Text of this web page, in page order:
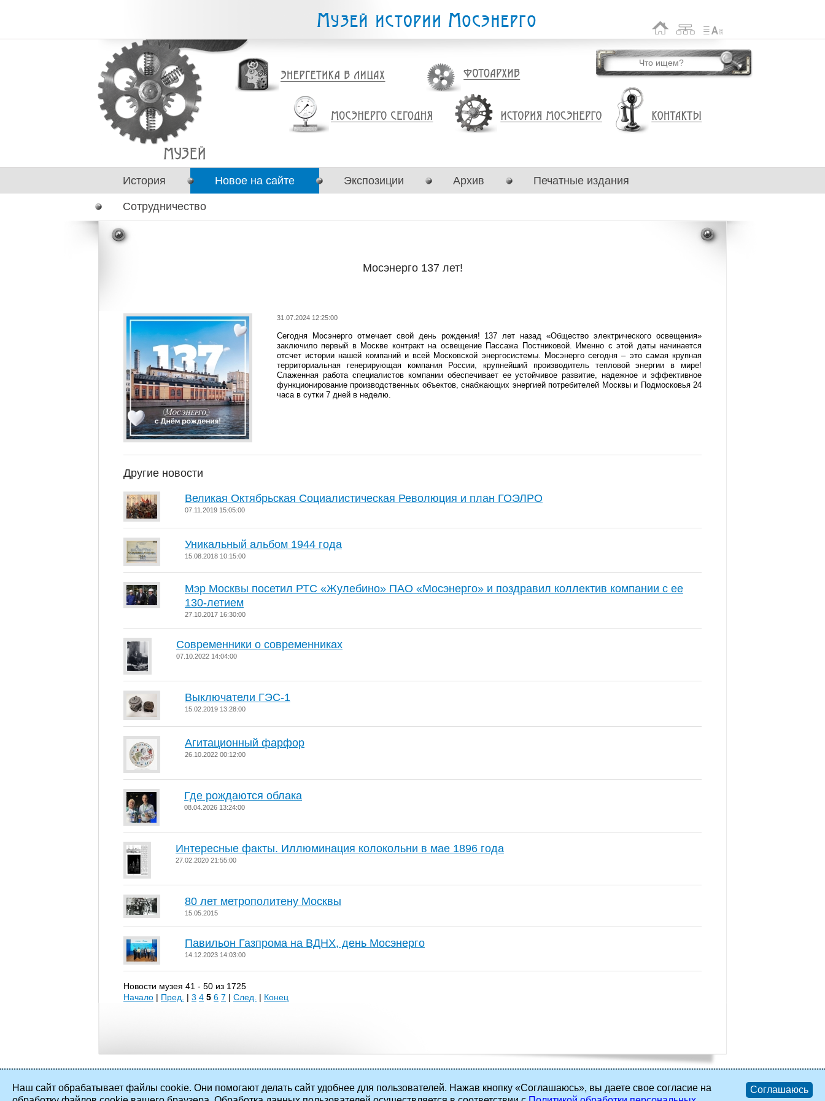
История Новое на сайте Экспозиции Архив Печатные издания
Сотрудничество
Мосэнерго 137 лет!
31.07.2024 12:25:00
Сегодня Мосэнерго отмечает свой день рождения! 137 лет назад «Общество электрического освещения»
заключило первый в Москве контракт на освещение Пассажа Постниковой. Именно с этой даты начинается
отсчет истории нашей компаний и всей Московской энергосистемы. Мосэнерго сегодня – это самая крупная
территориальная генерирующая компания России, крупнейший производитель тепловой энергии в мире!
Слаженная работа специалистов компании обеспечивает ее устойчивое развитие, надежное и эффективное
функционирование производственных объектов, снабжающих энергией потребителей Москвы и Подмосковья 24
часа в сутки 7 дней в неделю.
Другие новости
Великая Октябрьская Социалистическая Революция и план ГОЭЛРО
07.11.2019 15:05:00
Уникальный альбом 1944 года
15.08.2018 10:15:00
Мэр Москвы посетил РТС «Жулебино» ПАО «Мосэнерго» и поздравил коллектив компании с ее
130-летием
27.10.2017 16:30:00
Современники о современниках
07.10.2022 14:04:00
Выключатели ГЭС-1
15.02.2019 13:28:00
Агитационный фарфор
26.10.2022 00:12:00
Где рождаются облака
08.04.2026 13:24:00
Интересные факты. Иллюминация колокольни в мае 1896 года
27.02.2020 21:55:00
80 лет метрополитену Москвы
15.05.2015
Павильон Газпрома на ВДНХ, день Мосэнерго
14.12.2023 14:03:00
Новости музея 41 - 50 из 1725
Начало | Пред. | 3 4 5 6 7 | След. | Конец
Наш сайт обрабатывает файлы cookie. Они помогают делать сайт удобнее для пользователей. Нажав кнопку «Соглашаюсь», вы даете свое согласие на
Соглашаюсь